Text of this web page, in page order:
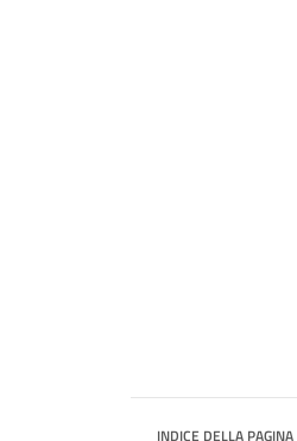
INDICE DELLA PAGINA